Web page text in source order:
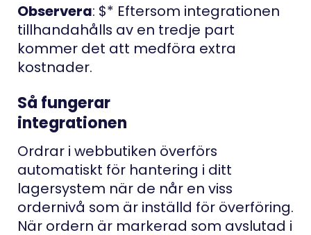
Observera: $* Eftersom integrationen
tillhandahålls av en tredje part
kommer det att medföra extra
kostnader.
Så fungerar
integrationen
Ordrar i webbutiken överförs
automatiskt för hantering i ditt
lagersystem när de når en viss
ordernivå som är inställd för överföring.
När ordern är markerad som avslutad i